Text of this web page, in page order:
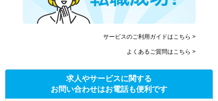
サービスのご利用ガイドはこちら >
よくあるご質問はこちら >
求人やサービスに関する
お問い合わせはお電話も便利です